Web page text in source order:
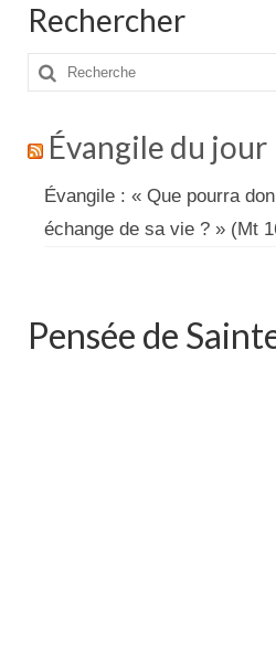
Rechercher
Rechercher
:
Évangile du jour
Évangile : « Que pourra
échange de sa vie ? » (Mt
Pensée de